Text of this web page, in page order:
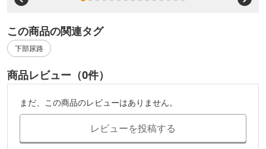
この商品の関連タグ
下部尿路
商品レビュー（0件）
まだ、この商品のレビューはありません。
レビューを投稿する